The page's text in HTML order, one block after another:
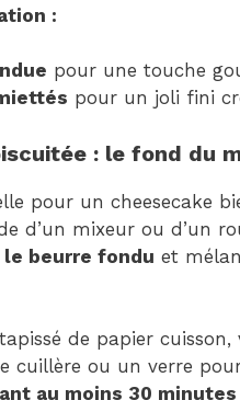
:
pour une touche
pour un joli fini
: le fond du
pour un cheesecake
d’un mixeur ou d’un
le beurre fondu et
tapissé de papier
cuillère ou un verre
au moins 30 minutes